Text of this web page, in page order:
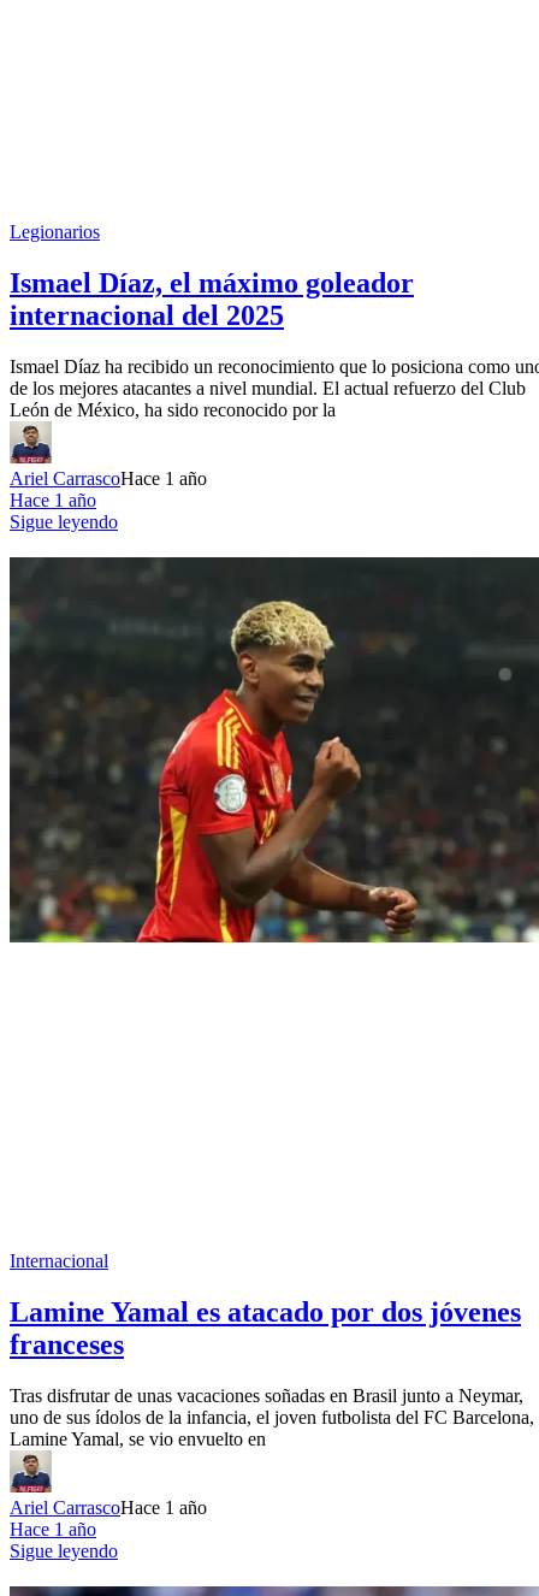
Legionarios
Ismael Díaz, el máximo goleador
internacional del 2025
Ismael Díaz ha recibido un reconocimiento que lo posiciona como
de los mejores atacantes a nivel mundial. El actual refuerzo del Club
León de México, ha sido reconocido por la
Ariel CarrascoHace 1 año
Hace 1 año
Sigue leyendo
Internacional
Lamine Yamal es atacado por dos jóvenes
franceses
Tras disfrutar de unas vacaciones soñadas en Brasil junto a Neymar,
uno de sus ídolos de la infancia, el joven futbolista del FC Barcelona,
Lamine Yamal, se vio envuelto en
Ariel CarrascoHace 1 año
Hace 1 año
Sigue leyendo